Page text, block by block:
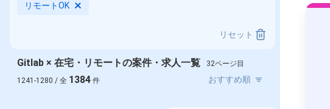
リモートOK
リセット
Gitlab × 在宅・リモートの案件・求人一覧
32ページ目
1241-1280 / 全 1384 件